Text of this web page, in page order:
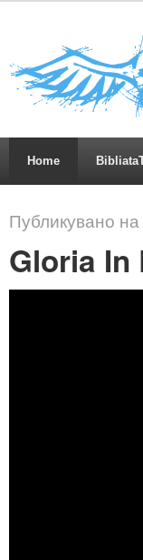
Home
Публикувано на
Gloria In